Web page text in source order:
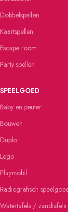
Dobbelspellen
Kaartspellen
Escape room
Party spellen
SPEELGOED
Baby en peuter
Bouwen
Duplo
Lego
Playmobil
Radiografisch
Watertafels / zandtafels